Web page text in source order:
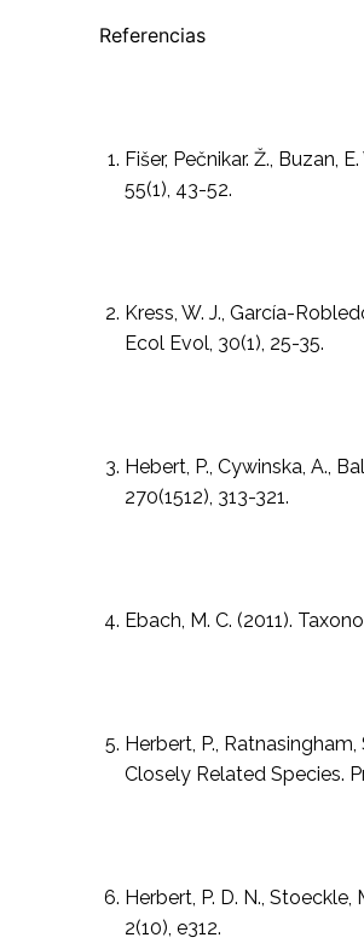
Referencias
Fišer, Pečnikar. Ž.,
55(1), 43-52.
Kress, W. J., García-
Ecol Evol, 30(1), 25-35.
Hebert, P., Cywinska, A.,
270(1512), 313-321.
Ebach, M. C. (2011).
Herbert, P.,
Closely Related Species.
Herbert, P. D. N.,
2(10), e312.